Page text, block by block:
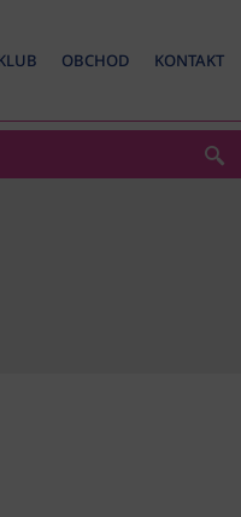
OBCHOD KONTAKT